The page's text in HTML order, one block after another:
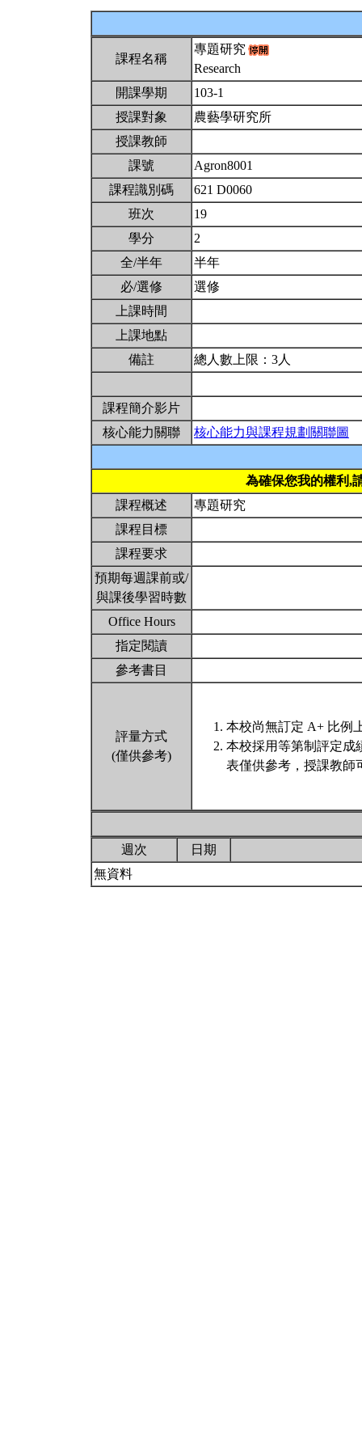
課程名稱
專題研究
Research
開課學期
103-1
授課對象
農藝學研究所
授課教師
課號
Agron8001
課程識別碼
621 D0060
班次
19
學分
2
全/半年
半年
必/選修
選修
上課時間
上課地點
備註
總人數上限：3人
課程簡介影片
核心能力關聯
核心能力與課程規劃關聯圖
為確保您我的權利,
課程概述
專題研究
課程目標
課程要求
預期每週課前或/
與課後學習時數
Office Hours
指定閱讀
參考書目
評量方式
(僅供參考)
本校尚無訂定 A+ 比例
本校採用等第制評定成
表僅供參考，授課教師
週次
日期
無資料